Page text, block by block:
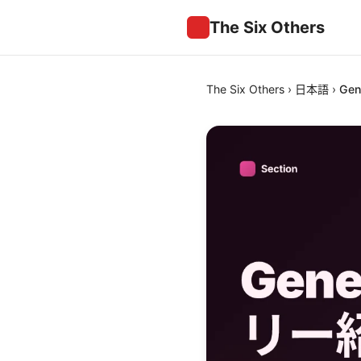
The Six Others
The Six Others › 日本語 ›